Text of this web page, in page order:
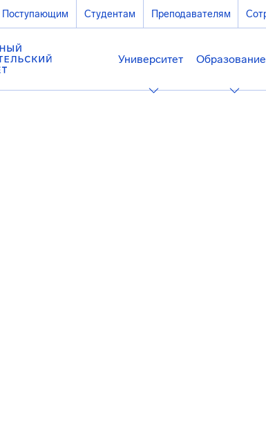
Поступающим Студентам Преподавателям
Университет Образование